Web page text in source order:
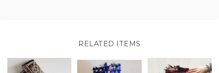
RELATED ITEMS